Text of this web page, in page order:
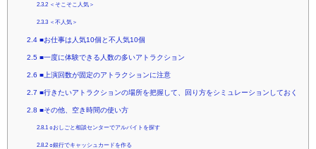
2.3.2 ＜そこそこ人気＞
2.3.3 ＜不人気＞
2.4■お仕事は人気10個と不人気10個
2.5■一度に体験できる人数の多いアトラクション
2.6 ■上演回数が固定のアトラクションに注意
2.7 ■行きたいアトラクションの場所を把握して、回り方をシミュレーションしておく
2.8 ■その他、空き時間の使い方
2.8.1 ○おしごと相談センターでアルバイトを探す
2.8.2 ○銀行でキャッシュカードを作る